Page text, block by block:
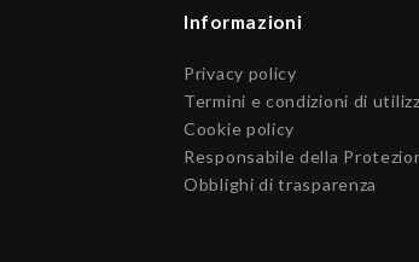
Informazioni
Privacy policy
Termini e condizioni di
Cookie policy
Responsabile della
Obblighi di trasparenza